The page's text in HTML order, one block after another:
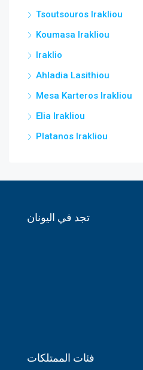
Tsoutsouros Irakliou
Koumasa Irakliou
Iraklio
Ahladia Lasithiou
Mesa Karteros Irakliou
Elia Irakliou
Platanos Irakliou
تجد في اليونان
فئات الممتلكات